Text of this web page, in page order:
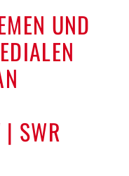
IMPRESSUM
UND
| SWR